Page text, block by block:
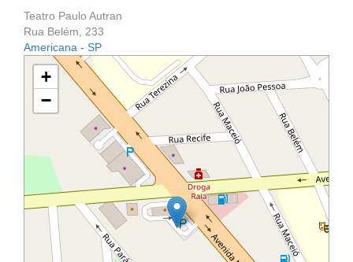
Teatro Paulo Autran
Rua Belém, 233
Americana - SP
+
−